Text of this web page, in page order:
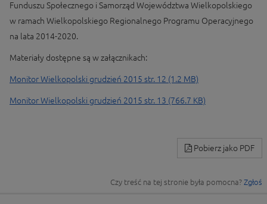
Funduszu Społecznego i Samorząd Województwa Wielkopolskiego
w ramach Wielkopolskiego Regionalnego Programu Operacyjnego
na lata 2014-2020.
Materiały dostępne są w załącznikach:
Monitor Wielkopolski grudzień 2015 str. 12 (1.2 MB)
Monitor Wielkopolski grudzień 2015 str. 13 (766.7 KB)
Pobierz jako PDF
Czy treść na tej stronie była pomocna? Zgłoś